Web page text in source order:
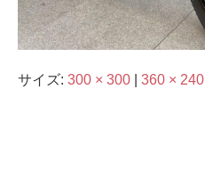
サイズ: 300 × 300 360 × 240